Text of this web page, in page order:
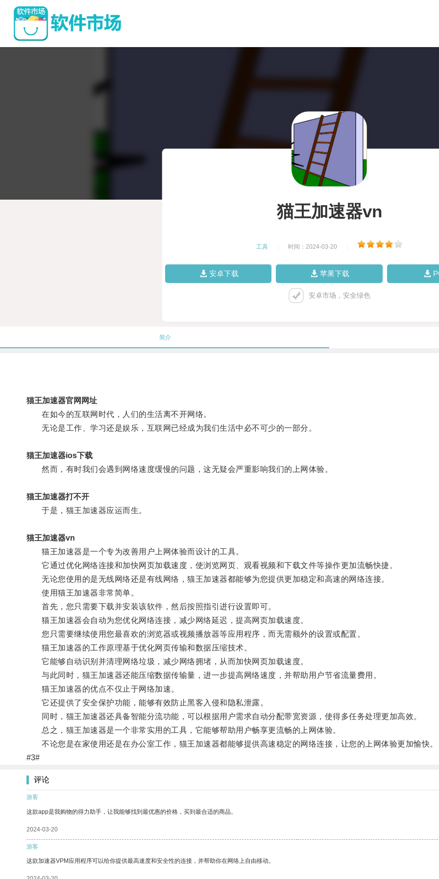
猫王加速器vn
工具 时间：2024-03-20
安卓下载 苹果下载
安卓市场，安全绿色
简介
猫王加速器官网网址
在如今的互联网时代，人们的生活离不开网络。
无论是工作、学习还是娱乐，互联网已经成为我们生活中必不可少的一部分。
猫王加速器ios下载
然而，有时我们会遇到网络速度缓慢的问题，这无疑会严重影响我们的上网体验。
猫王加速器打不开
于是，猫王加速器应运而生。
猫王加速器vn
猫王加速器是一个专为改善用户上网体验而设计的工具。
它通过优化网络连接和加快网页加载速度，使浏览网页、观看视频和下载文件等操作更加流畅快捷。
无论您使用的是无线网络还是有线网络，猫王加速器都能够为您提供更加稳定和高速的网络连接。
使用猫王加速器非常简单。
首先，您只需要下载并安装该软件，然后按照指引进行设置即可。
猫王加速器会自动为您优化网络连接，减少网络延迟，提高网页加载速度。
您只需要继续使用您最喜欢的浏览器或视频播放器等应用程序，而无需额外的设置或配置。
猫王加速器的工作原理基于优化网页传输和数据压缩技术。
它能够自动识别并清理网络垃圾，减少网络拥堵，从而加快网页加载速度。
与此同时，猫王加速器还能压缩数据传输量，进一步提高网络速度，并帮助用户节省流量费用。
猫王加速器的优点不仅止于网络加速。
它还提供了安全保护功能，能够有效防止黑客入侵和隐私泄露。
同时，猫王加速器还具备智能分流功能，可以根据用户需求自动分配带宽资源，使得多任务处理更加高效。
总之，猫王加速器是一个非常实用的工具，它能够帮助用户畅享更流畅的上网体验。
不论您是在家使用还是在办公室工作，猫王加速器都能够提供高速稳定的网络连接，让您的上网体验更加愉快。
#3#
评论
游客
这款app是我购物的得力助手，让我能够找到最优惠的价格，买到最合适的商品。
2024-03-20
游客
这款加速器VPM应用程序可以给你提供最高速度和安全性的连接，并帮助你在网络上自由移动。